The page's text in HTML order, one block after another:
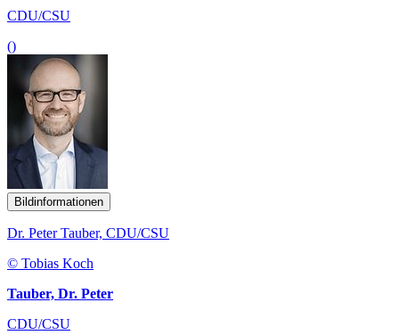
CDU/CSU
()
Bildinformationen
Dr. Peter Tauber, CDU/CSU
© Tobias Koch
Tauber, Dr. Peter
CDU/CSU